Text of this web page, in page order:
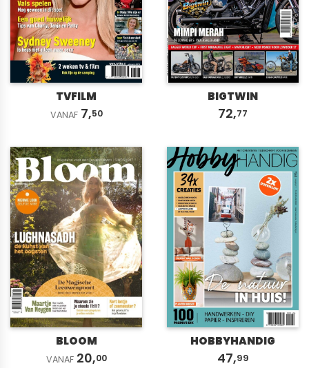
TVFILM
VANAF 7,50
BIGTWIN
72,77
BLOOM
VANAF 20,00
HOBBYHANDIG
47,99